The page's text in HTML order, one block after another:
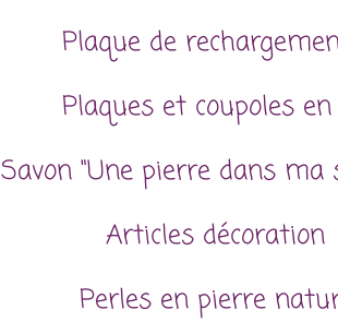
Plaque de
Plaques et coupoles
Savon "Une pierre dans ma
Articles décoration
Perles en pierre